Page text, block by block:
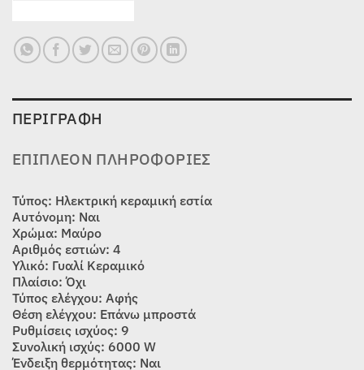
ΠΕΡΙΓΡΑΦΉ
ΕΠΙΠΛΈΟΝ ΠΛΗΡΟΦΟΡΊΕΣ
Τύπος: Ηλεκτρική κεραμική εστία
Αυτόνομη: Ναι
Χρώμα: Μαύρο
Αριθμός εστιών: 4
Υλικό: Γυαλί Κεραμικό
Πλαίσιο: Όχι
Τύπος ελέγχου: Αφής
Θέση ελέγχου: Επάνω μπροστά
Ρυθμίσεις ισχύος: 9
Συνολική ισχύς: 6000 W
Ένδειξη θερμότητας: Ναι